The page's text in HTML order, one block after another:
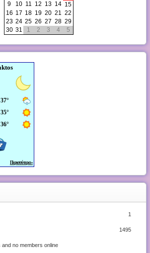
9
10 11 12 13 14 15
16 17 18 19 20 21 22
23 24 25 26 27 28 29
30 31 1 2 3 4 5
1
1495
no members online